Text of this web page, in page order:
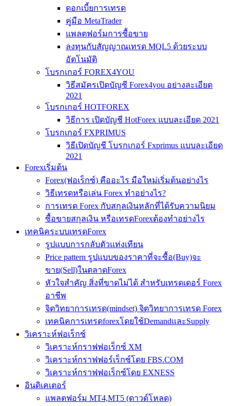
ดอกเบี้ยการเทรด
คู่มือ MetaTrader
แพลตฟอร์มการซื้อขาย
ลงทุนกับสัญญาณเทรด MQL5 ด้วยระบบ
อัตโนมัติ
โบรกเกอร์ FOREX4YOU
วิธีสมัครเปิดบัญชี Forex4you อย่างละเอียด
2021
โบรกเกอร์ HOTFOREX
วิธีการ เปิดบัญชี HotForex แบบละเอียด 2021
โบรกเกอร์ FXPRIMUS
วิธีเปิดบัญชี โบรกเกอร์ Fxprimus แบบละเอียด
2021
Forexเริ่มต้น
Forex(ฟอเร็กซ์) คืออะไร มือใหม่เริ่มต้นอย่างไร
วิธีเทรดหรือเล่น Forex ทำอย่างไร?
การเทรด Forex กับสกุลเงินหลักที่ได้รับความนิยม
ซื้อขายสกุลเงิน หรือเทรดForexต้องทำอย่างไร
เทคนิคระบบเทรดForex
รูปแบบการกลับตัวแท่งเทียน
Price pattern รูปแบบของราคาที่จะซื้อ(Buy)จะ
ขาย(Sell)ในตลาดForex
หัวใจสำคัญ สิ่งที่ขาดไม่ได้ สำหรับเทรดเดอร์ Forex
อาชีพ
จิตวิทยาการเทรด(mindset) จิตวิทยาการเทรด Forex
เทคนิคการเทรดforexโดยใช้DemandและSupply
วิเคราะห์ฟอเร็กซ์
วิเคราะห์กราฟฟอเร็กซ์ XM
วิเคราะห์กราฟฟอร์เร็กซ์โดย FBS.COM
วิเคราะห์กราฟฟอเร็กซ์โดย EXNESS
อินดิเคเตอร์
แพลตฟอร์ม MT4,MT5 (ดาวด์โหลด)